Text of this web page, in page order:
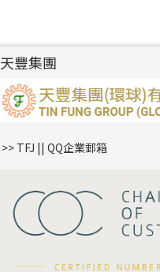
*你
公
天豐集團
>> TFJ || QQ企業郵箱